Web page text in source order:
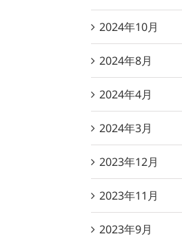
2024年10月
2024年8月
2024年4月
2024年3月
2023年12月
2023年11月
2023年9月